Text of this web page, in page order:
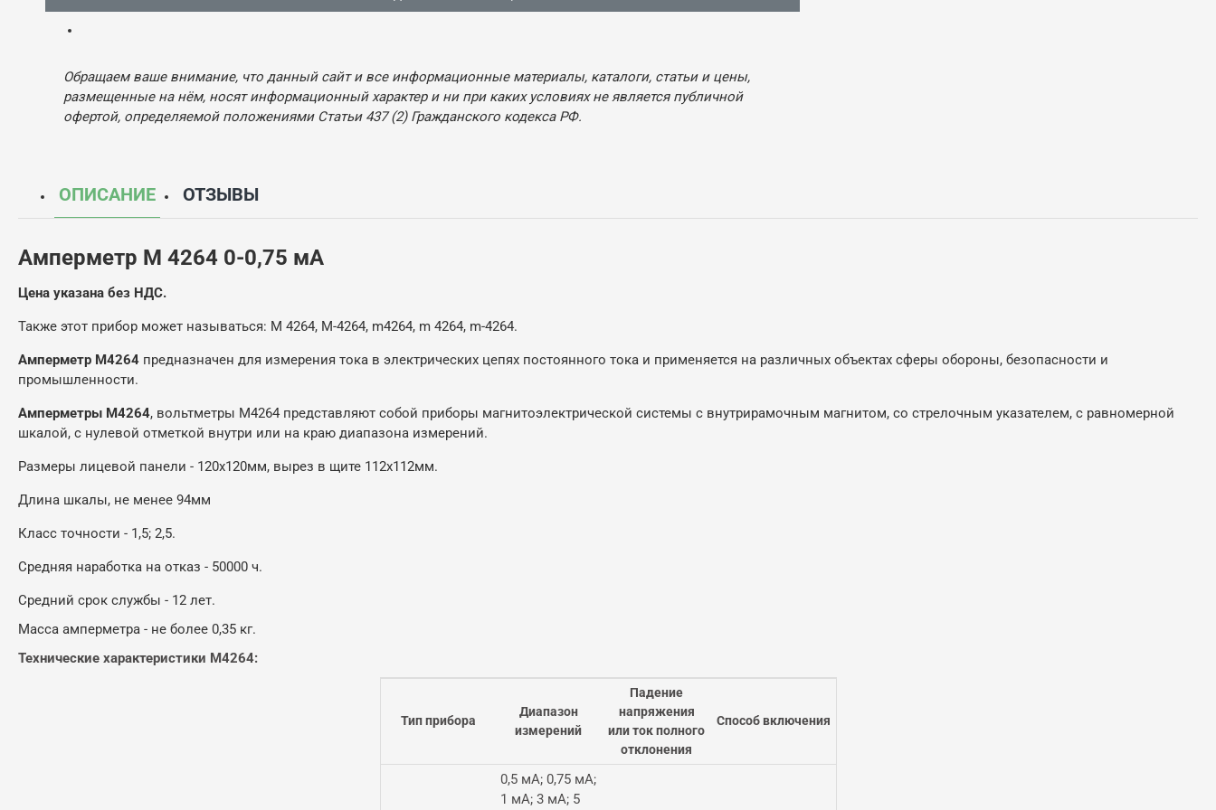
Обращаем ваше внимание, что данный сайт и все информационные материалы, каталоги, статьи и цены,
размещенные на нём, носят информационный характер и ни при каких условиях не является публичной
офертой, определяемой положениями Статьи 437 (2) Гражданского кодекса РФ.
ОПИСАНИЕ ОТЗЫВЫ
Амперметр М 4264 0-0,75 мА
Цена указана без НДС.
Также этот прибор может называться: М 4264, М-4264, m4264, m 4264, m-4264.
Амперметр М4264 предназначен для измерения тока в электрических цепях постоянного тока и применяется на различных объектах сферы обороны, безопасности и
промышленности.
Амперметры М4264, вольтметры М4264 представляют собой приборы магнитоэлектрической системы с внутрирамочным магнитом, со стрелочным указателем, с равномерной
шкалой, с нулевой отметкой внутри или на краю диапазона измерений.
Размеры лицевой панели - 120х120мм, вырез в щите 112х112мм.
Длина шкалы, не менее 94мм
Класс точности - 1,5; 2,5.
Средняя наработка на отказ - 50000 ч.
Средний срок службы - 12 лет.
Масса амперметра - не более 0,35 кг.
Технические характеристики М4264:
Тип прибора
Диапазон
измерений
Падение
напряжения
или ток полного
отклонения
Способ включения
0,5 мА; 0,75 мА;
1 мА; 3 мА; 5